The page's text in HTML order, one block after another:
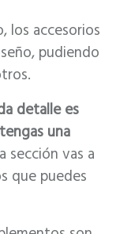
los accesorios
pudiendo
detalle es
una
sección vas a
que puedes